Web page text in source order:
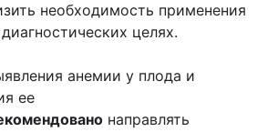
необходимость применения
целях.
анемии у плода и
ее
направлять